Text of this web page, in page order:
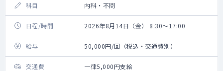
科目 内科・不問
日程/時間 2026年8月14日（金） 8:30～17:00
給与 50,000円/回（税込・交通費別）
交通費 一律5,000円支給